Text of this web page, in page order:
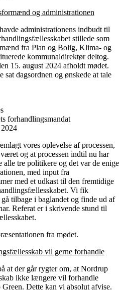
og administrationen
administrationens indbudt til
stillede som
fra Plan og Bolig, Klima- og
kommunaldirektør deltog.
15. august 2024 afholdt mødet.
dagsordnen og ønskede at tale
forhandlingsmandat
vores oplevelse af processen,
og at processen indtil nu har
tre politikere og det var de enige
med input fra
med et udkast til den fremtidige
Vi fik
tilbage i baglandet og finde ud af
Referat er i skrivende stund til
fra mødet.
vil gerne forhandle
at der går rygter om, at Nordrup
ikke længere vil forhandle
Dette kan vi absolut afvise.